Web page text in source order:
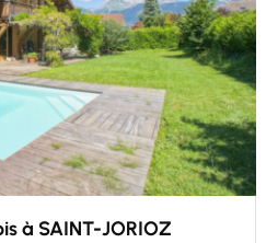
un conseiller
Vendre
à SAINT-JORIOZ